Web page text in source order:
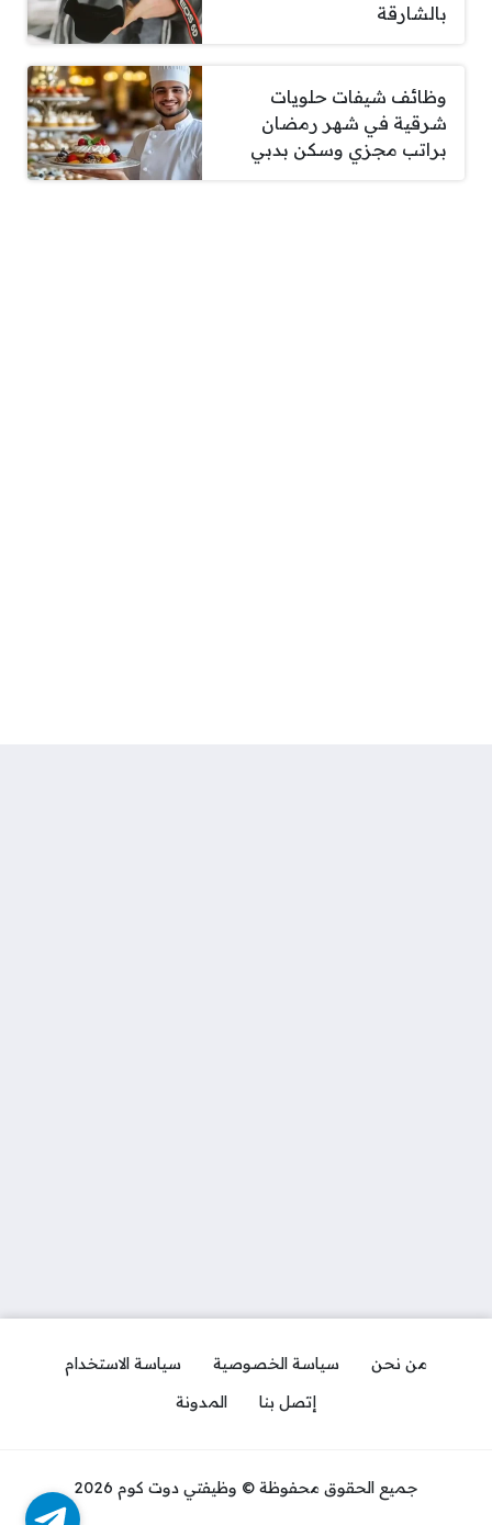
بالشارقة
وظائف شيفات حلويات
شرقية في شهر رمضان
براتب مجزي وسكن بدبي
من نحن سياسة الخصوصية
سياسة الاستخدام
إتصل بنا
المدونة
جميع الحقوق محفوظة © وظيفتي دوت كوم 2026